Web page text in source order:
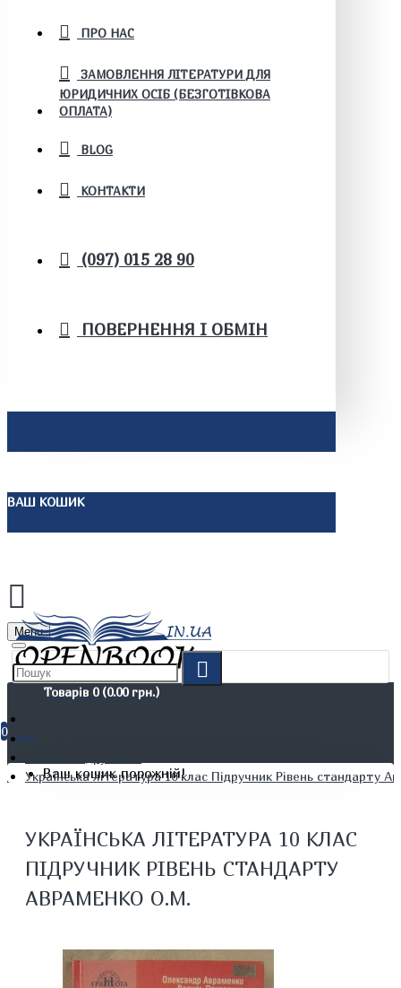
ПРО НАС
ЗАМОВЛЕННЯ ЛІТЕРАТУРИ ДЛЯ
ЮРИДИЧНИХ ОСІБ (БЕЗГОТІВКОВА
ОПЛАТА)
BLOG
КОНТАКТИ
(097) 015 28 90
ПОВЕРНЕННЯ І ОБМІН
ВАШ КОШИК
Menu
Товарів 0 (0.00 грн.)
0
Ваш кошик порожній!
Дітям. Навчання та дозвілля
Українська література 10 клас Підручник Рівень стандарту
УКРАЇНСЬКА ЛІТЕРАТУРА 10 КЛАС
ПІДРУЧНИК РІВЕНЬ СТАНДАРТУ
АВРАМЕНКО О.М.